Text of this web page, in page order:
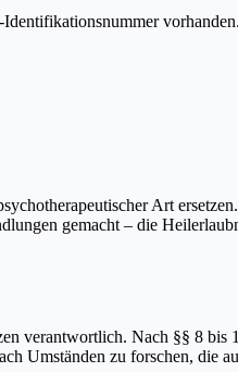
vorhanden.
Art
gemacht – die
verantwortlich. Nach §§ 8 bis
Umständen zu forschen, die